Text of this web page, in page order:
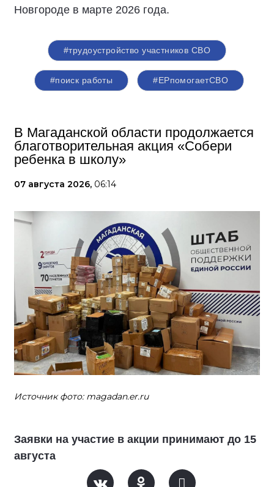
Новгороде в марте 2026 года.
#трудоустройство участников СВО
#поиск работы #ЕРпомогаетСВО
В Магаданской области продолжается
благотворительная акция «Собери
ребенка в школу»
07 августа 2026, 06:14
Источник фото: magadan.er.ru
Заявки на участие в акции принимают до 15
августа